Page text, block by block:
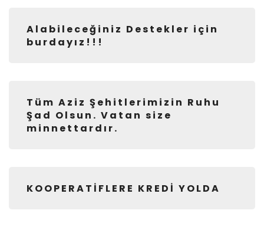
Alabileceğiniz Destekler için
burdayız!!!
Tüm Aziz Şehitlerimizin Ruhu
Şad Olsun. Vatan size
minnettardır.
KOOPERATİFLERE KREDİ YOLDA